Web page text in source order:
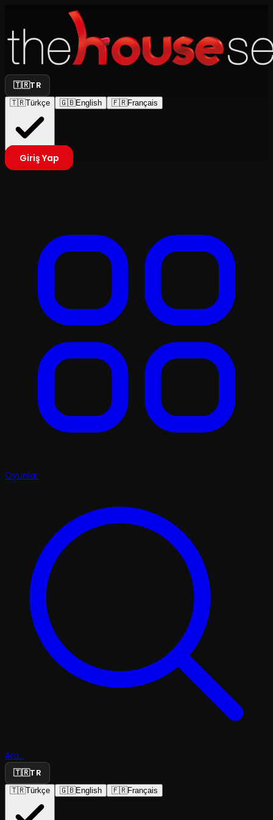
🇹🇷TR
🇹🇷Türkçe 🇬🇧English 🇫🇷Français
Giriş Yap
Oyunlar
Ara...
🇹🇷TR
🇹🇷Türkçe 🇬🇧English 🇫🇷Français